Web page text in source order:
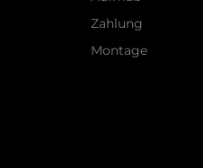
Zahlung
Montage